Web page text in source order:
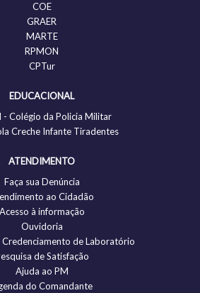
COE
GRAER
MARTE
RPMON
CPTur
EDUCACIONAL
- Colégio da Policia Militar
Creche Infante Tiradentes
ATENDIMENTO
Faça sua Denúncia
ao Cidadão
Acesso à informação
Ouvidoria
de Laboratório
de Satisfação
Ajuda ao PM
do Comandante